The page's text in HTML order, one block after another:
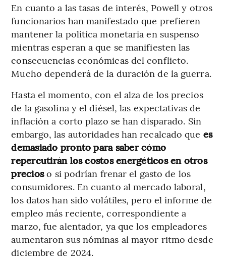
En cuanto a las tasas de interés, Powell y otros
funcionarios han manifestado que prefieren
mantener la política monetaria en suspenso
mientras esperan a que se manifiesten las
consecuencias económicas del conflicto.
Mucho dependerá de la duración de la guerra.
Hasta el momento, con el alza de los precios
de la gasolina y el diésel, las expectativas de
inflación a corto plazo se han disparado. Sin
embargo, las autoridades han recalcado que es
demasiado pronto para saber cómo
repercutirán los costos energéticos en otros
precioso si podrían frenar el gasto de los
consumidores. En cuanto al mercado laboral,
los datos han sido volátiles, pero el informe de
empleo más reciente, correspondiente a
marzo, fue alentador, ya que los empleadores
aumentaron sus nóminas al mayor ritmo desde
diciembre de 2024.